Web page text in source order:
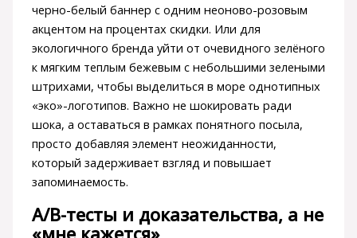
черно-белый баннер с одним неоново-розовым
акцентом на процентах скидки. Или для
экологичного бренда уйти от очевидного зелёного
к мягким теплым бежевым с небольшими зелеными
штрихами, чтобы выделиться в море однотипных
«эко»-логотипов. Важно не шокировать ради
шока, а оставаться в рамках понятного посыла,
просто добавляя элемент неожиданности,
который задерживает взгляд и повышает
запоминаемость.
A/B-тесты и доказательства, а не